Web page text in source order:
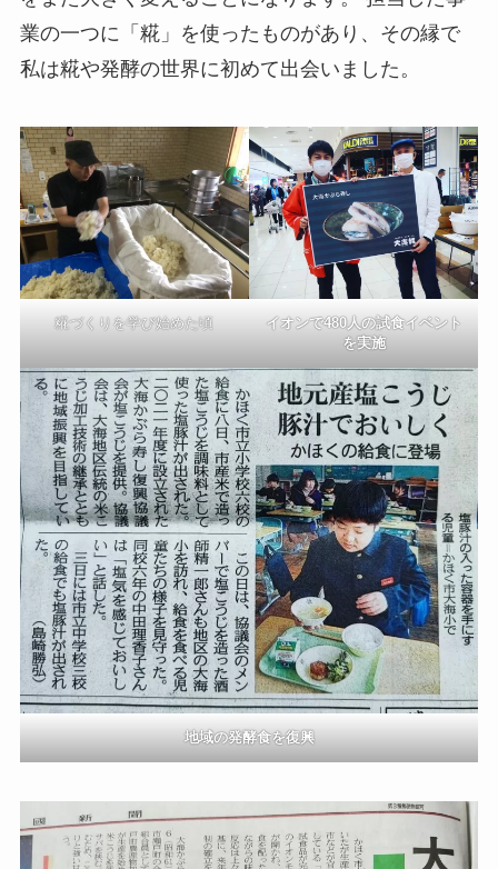
業の一つに「糀」を使ったものがあり、その縁で
私は糀や発酵の世界に初めて出会いました。
糀づくりを学び始めた頃
イオンで480人の試食イベント
を実施
地域の発酵食を復興